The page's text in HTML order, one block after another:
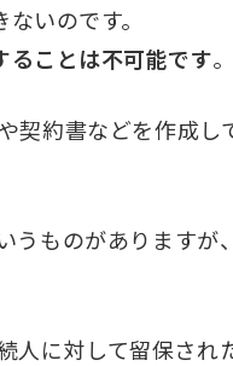
いのです。
ることは不可能です。
契約書などを作成し
うものがありますが
人に対して留保され